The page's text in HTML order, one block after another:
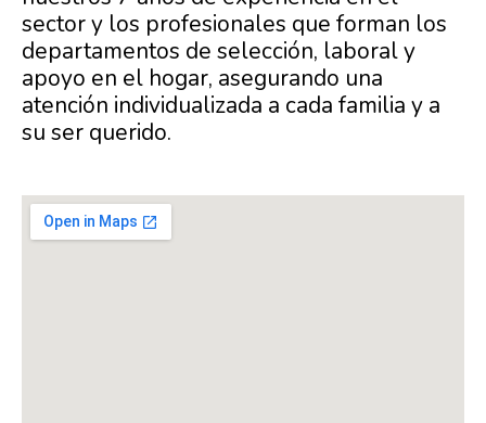
sector y los profesionales que forman los
departamentos de selección, laboral y
apoyo en el hogar, asegurando una
atención individualizada a cada familia y a
su ser querido.